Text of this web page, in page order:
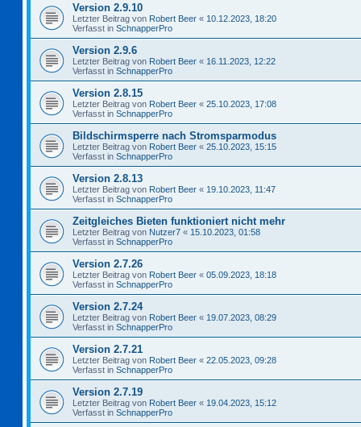
Version 2.9.10
Letzter Beitrag von Robert Beer « 10.12.2023, 18:20
Verfasst in SchnapperPro
Version 2.9.6
Letzter Beitrag von Robert Beer « 16.11.2023, 12:22
Verfasst in SchnapperPro
Version 2.8.15
Letzter Beitrag von Robert Beer « 25.10.2023, 17:08
Verfasst in SchnapperPro
Bildschirmsperre nach Stromsparmodus
Letzter Beitrag von Robert Beer « 25.10.2023, 15:15
Verfasst in SchnapperPro
Version 2.8.13
Letzter Beitrag von Robert Beer « 19.10.2023, 11:47
Verfasst in SchnapperPro
Zeitgleiches Bieten funktioniert nicht mehr
Letzter Beitrag von Nutzer7 « 15.10.2023, 01:58
Verfasst in SchnapperPro
Version 2.7.26
Letzter Beitrag von Robert Beer « 05.09.2023, 18:18
Verfasst in SchnapperPro
Version 2.7.24
Letzter Beitrag von Robert Beer « 19.07.2023, 08:29
Verfasst in SchnapperPro
Version 2.7.21
Letzter Beitrag von Robert Beer « 22.05.2023, 09:28
Verfasst in SchnapperPro
Version 2.7.19
Letzter Beitrag von Robert Beer « 19.04.2023, 15:12
Verfasst in SchnapperPro